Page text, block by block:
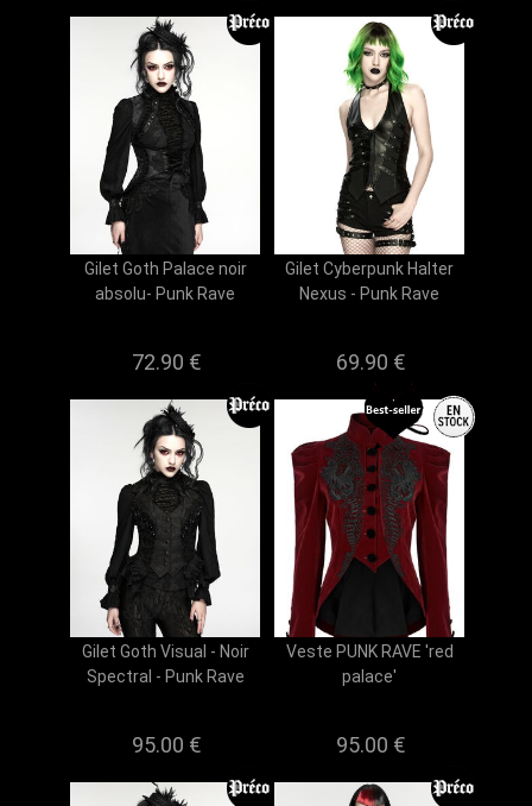
Gilet Goth Palace noir
absolu- Punk Rave
72.90 €
Gilet Cyberpunk Halter
Nexus - Punk Rave
69.90 €
Gilet Goth Visual - Noir
Spectral - Punk Rave
95.00 €
Veste PUNK RAVE 'red
palace'
95.00 €